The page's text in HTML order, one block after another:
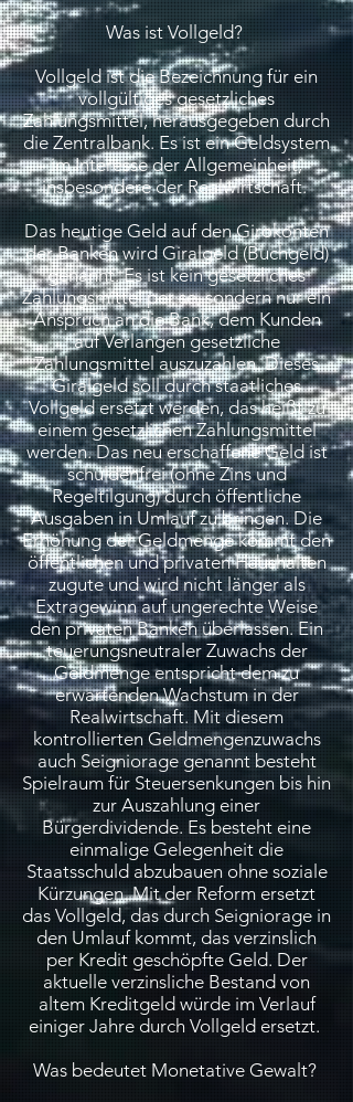
Was ist Vollgeld?
Vollgeld ist die Bezeichnung für ein
vollgültiges gesetzliches
Zahlungsmittel, herausgegeben durch
die Zentralbank. Es ist ein Geldsystem
im Interesse der Allgemeinheit,
insbesondere der Realwirtschaft.
Das heutige Geld auf den Girokonten
der Banken wird Giralgeld (Buchgeld)
genannt. Es ist kein gesetzliches
Zahlungsmittel per se, sondern nur ein
Anspruch an die Bank, dem Kunden
auf Verlangen gesetzliche
Zahlungsmittel auszuzahlen. Dieses
Giralgeld soll durch staatliches
Vollgeld ersetzt werden, das heißt zu
einem gesetzlichen Zahlungsmittel
werden. Das neu erschaffene Geld ist
schuldenfrei (ohne Zins und
Regeltilgung) durch öffentliche
Ausgaben in Umlauf zu bringen. Die
Erhöhung der Geldmenge kommt den
öffentlichen und privaten Haushalten
zugute und wird nicht länger als
Extragewinn auf ungerechte Weise
den privaten Banken überlassen. Ein
teuerungsneutraler Zuwachs der
Geldmenge entspricht dem zu
erwartenden Wachstum in der
Realwirtschaft. Mit diesem
kontrollierten Geldmengenzuwachs
auch Seigniorage genannt besteht
Spielraum für Steuersenkungen bis hin
zur Auszahlung einer
Bürgerdividende. Es besteht eine
einmalige Gelegenheit die
Staatsschuld abzubauen ohne soziale
Kürzungen. Mit der Reform ersetzt
das Vollgeld, das durch Seigniorage in
den Umlauf kommt, das verzinslich
per Kredit geschöpfte Geld. Der
aktuelle verzinsliche Bestand von
altem Kreditgeld würde im Verlauf
einiger Jahre durch Vollgeld ersetzt.
Was bedeutet Monetative Gewalt?